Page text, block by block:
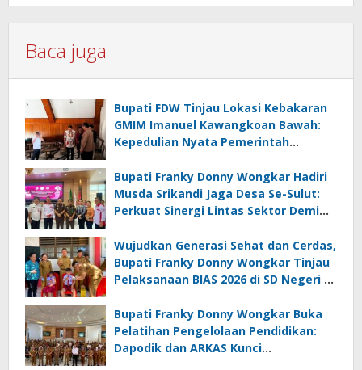
Baca juga
Bupati FDW Tinjau Lokasi Kebakaran
GMIM Imanuel Kawangkoan Bawah:
Kepedulian Nyata Pemerintah
Terdampak
Bupati Franky Donny Wongkar Hadiri
Musda Srikandi Jaga Desa Se-Sulut:
Perkuat Sinergi Lintas Sektor Demi
Wujudkan Generasi Sehat dan Cerdas,
Bupati Franky Donny Wongkar Tinjau
Pelaksanaan BIAS 2026 di SD Negeri 2
Bupati Franky Donny Wongkar Buka
Pelatihan Pengelolaan Pendidikan:
Dapodik dan ARKAS Kunci